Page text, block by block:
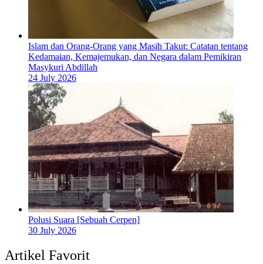
Islam dan Orang-Orang yang Masih Takut: Catatan tentang
Kedamaian, Kemajemukan, dan Negara dalam Pemikiran
Masykuri Abdillah
24 July 2026
Polusi Suara [Sebuah Cerpen]
30 July 2026
Artikel Favorit